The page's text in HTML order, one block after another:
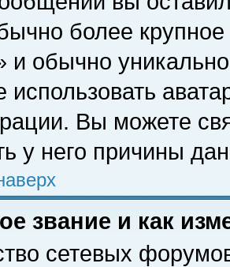
более
и обычно
использовать
Вы можете
у него причины
звание и как
сетевых